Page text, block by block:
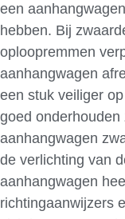
een
hebben. Bij
oploopremmen
aanhangwagen
een stuk veiliger
goed
aanhangwagen
de verlichting van
aanhangwagen
richtingaanwijzers